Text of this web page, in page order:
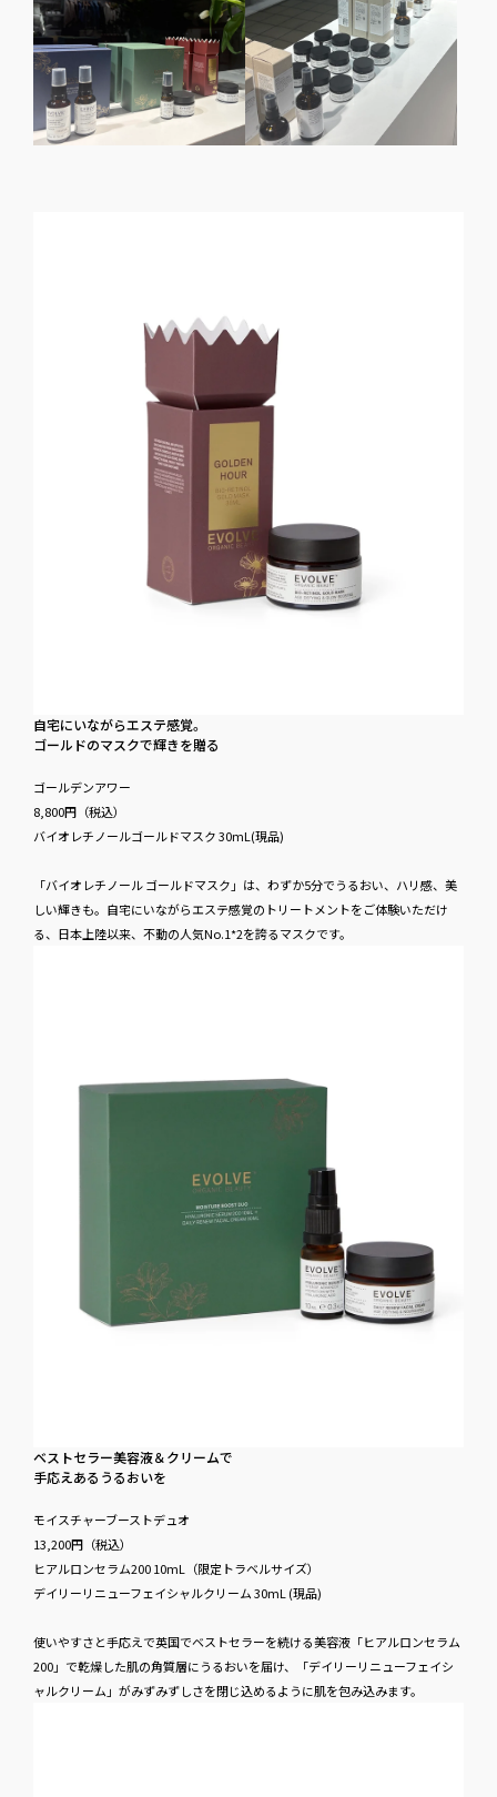
自宅に​いながら​エステ感覚。
ゴールドの​マスクで​輝きを​贈る
ゴールデンアワー
8,800円​（税込）
バイオレチノールゴールドマスク 30mL(現品)
「バイオレチノール ゴールドマスク」は、わずか5分でうるおい、ハリ感、美
しい輝きも。自宅にいながらエステ感覚のトリートメントをご体験いただけ
る、日本上陸以来、不動の人気No.1*2を誇るマスクです。
ベストセラー美容液＆クリームで
手応えあるうる​おいを
モイスチャーブーストデュオ
13,200円​（税込）
ヒアルロンセラム200 10mL（限定トラベルサイズ）
デイリーリニューフェイシャルクリーム 30mL (現品)
使いやすさと手応えで英国でベストセラーを続ける美容液「ヒアルロンセラム
200」で乾燥した肌の角質層にうるおいを届け、「デイリーリニューフェイシ
ャルクリーム」がみずみずしさを閉じ込めるように肌を包み込みます。